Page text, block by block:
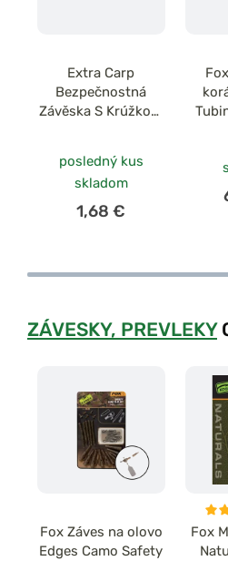
Extra Carp
Bezpečnostná
Závěska S Krúžkom
posledný kus
skladom
1,68 €
ZÁVESKY, PREVLEKY
Fox Záves na olovo
Edges Camo Safety
Fox